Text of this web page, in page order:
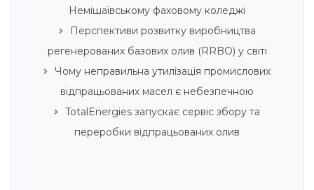
Немішаївському фаховому коледжі
Перспективи розвитку виробництва
регенерованих базових олив (RRBO) у світі
Чому неправильна утилізація промислових
відпрацьованих масел є небезпечною
TotalEnergies запускає сервіс збору та
переробки відпрацьованих олив